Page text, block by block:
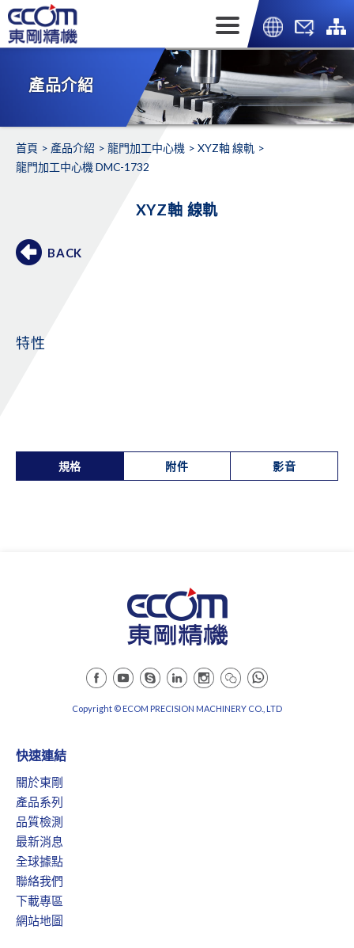
產品介紹
首頁 產品介紹 龍門加工中心機
XYZ軸 線軌
龍門加工中心機 DMC-1732
XYZ軸 線軌
BACK
特性
規格 附件 影音
Copyright © ECOM PRECISION MACHINERY CO., LTD
快速連結
關於東剛
產品系列
品質檢測
最新消息
全球據點
聯絡我們
下載專區
網站地圖